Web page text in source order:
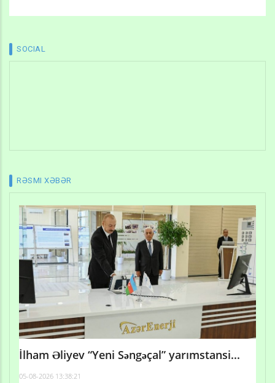
SOCIAL
RƏSMI XƏBƏR
İlham Əliyev “Yeni Səngəçal” yarımstansi...
05-08-2026 13:38:21